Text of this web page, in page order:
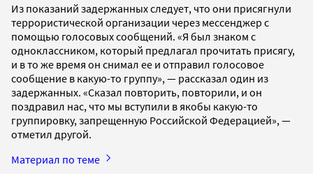
Из показаний задержанных следует, что они присягнули
террористической организации через мессенджер с
помощью голосовых сообщений. «Я был знаком с
одноклассником, который предлагал прочитать присягу,
и в то же время он снимал ее и отправил голосовое
сообщение в какую-то группу», — рассказал один из
задержанных. «Сказал повторить, повторили, и он
поздравил нас, что мы вступили в якобы какую-то
группировку, запрещенную Российской Федерацией», —
отметил другой.
Материал по теме